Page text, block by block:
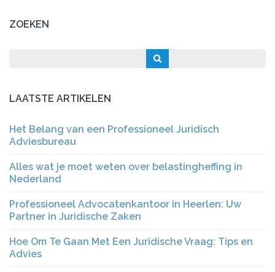
ZOEKEN
LAATSTE ARTIKELEN
Het Belang van een Professioneel Juridisch
Adviesbureau
Alles wat je moet weten over belastingheffing in
Nederland
Professioneel Advocatenkantoor in Heerlen: Uw
Partner in Juridische Zaken
Hoe Om Te Gaan Met Een Juridische Vraag: Tips en
Advies